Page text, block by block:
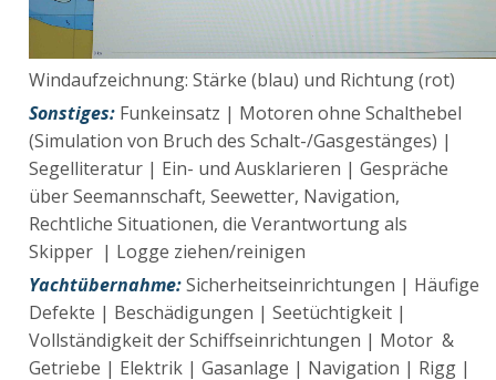
Windaufzeichnung: Stärke (blau) und Richtung (rot)
Sonstiges: Funkeinsatz | Motoren ohne Schalthebel
(Simulation von Bruch des Schalt-/Gasgestänges) |
Segelliteratur | Ein- und Ausklarieren | Gespräche
über Seemannschaft, Seewetter, Navigation,
Rechtliche Situationen, die Verantwortung als
Skipper | Logge ziehen/reinigen
Yachtübernahme:Sicherheitseinrichtungen | Häufige
Defekte | Beschädigungen | Seetüchtigkeit |
Vollständigkeit der Schiffseinrichtungen | Motor &
Getriebe | Elektrik | Gasanlage | Navigation | Rigg |